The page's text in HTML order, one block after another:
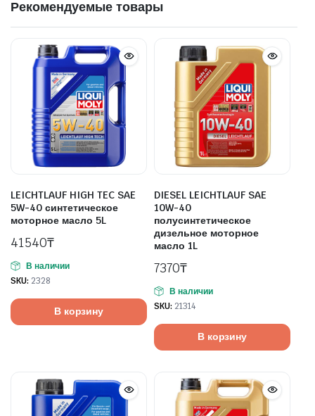
Рекомендуемые товары
LEICHTLAUF HIGH TEC SAE
5W-40 синтетическое
моторное масло 5L
41540₸
В наличии
SKU: 2328
В корзину
DIESEL LEICHTLAUF SAE
10W-40
полусинтетическое
дизельное моторное
масло 1L
7370₸
В наличии
SKU: 21314
В корзину